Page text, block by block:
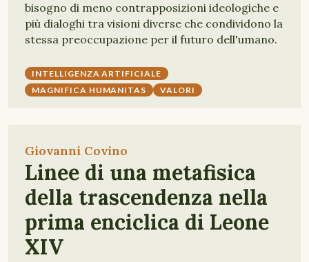
bisogno di meno contrapposizioni ideologiche e
più dialoghi tra visioni diverse che condividono la
stessa preoccupazione per il futuro dell'umano.
INTELLIGENZA ARTIFICIALE
MAGNIFICA HUMANITAS
VALORI
Giovanni Covino
Linee di una metafisica
della trascendenza nella
prima enciclica di Leone
XIV